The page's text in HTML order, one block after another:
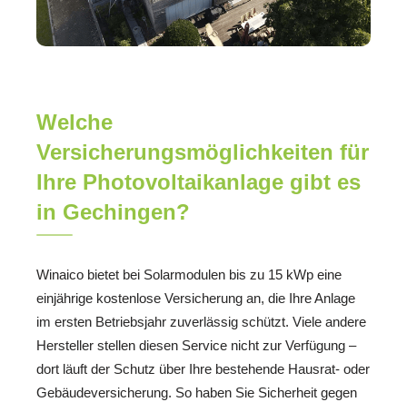
Welche
Versicherungsmöglichkeiten für
Ihre Photovoltaikanlage gibt es
in Gechingen?
Winaico bietet bei Solarmodulen bis zu 15 kWp eine
einjährige kostenlose Versicherung an, die Ihre Anlage
im ersten Betriebsjahr zuverlässig schützt. Viele andere
Hersteller stellen diesen Service nicht zur Verfügung –
dort läuft der Schutz über Ihre bestehende Hausrat- oder
Gebäudeversicherung. So haben Sie Sicherheit gegen